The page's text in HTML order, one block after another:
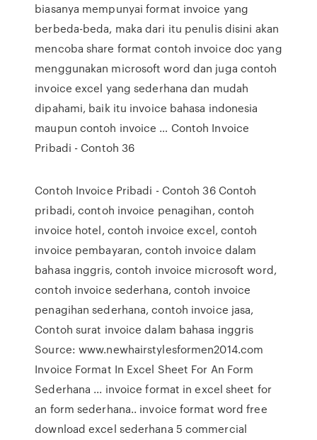
biasanya mempunyai format invoice yang
berbeda-beda, maka dari itu penulis disini akan
mencoba share format contoh invoice doc yang
menggunakan microsoft word dan juga contoh
invoice excel yang sederhana dan mudah
dipahami, baik itu invoice bahasa indonesia
maupun contoh invoice … Contoh Invoice
Pribadi - Contoh 36
Contoh Invoice Pribadi - Contoh 36 Contoh
pribadi, contoh invoice penagihan, contoh
invoice hotel, contoh invoice excel, contoh
invoice pembayaran, contoh invoice dalam
bahasa inggris, contoh invoice microsoft word,
contoh invoice sederhana, contoh invoice
penagihan sederhana, contoh invoice jasa,
Contoh surat invoice dalam bahasa inggris
Source: www.newhairstylesformen2014.com
Invoice Format In Excel Sheet For An Form
Sederhana ... invoice format in excel sheet for
an form sederhana.. invoice format word free
download excel sederhana 5 commercial